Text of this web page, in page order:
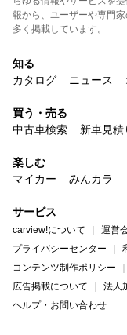
報から、ユーザーや専門
多く掲載しています。
知る
カタログ
ニュース
買う・売る
中古車検索
新車見積
楽しむ
マイカー
みんカラ
サービス
carview!について 運営
プライバシーセンター
コンテンツ制作ポリシー
広告掲載について
法人
ヘルプ・お問い合わせ